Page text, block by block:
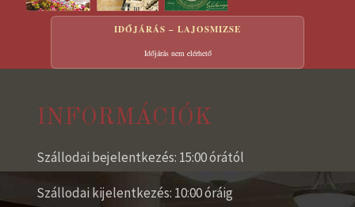
IDŐJÁRÁS – LAJOSMIZSE
Időjárás nem elérhető
INFORMÁCIÓK
Szállodai bejelentkezés: 15:00 órától
Szállodai kijelentkezés: 10:00 óráig